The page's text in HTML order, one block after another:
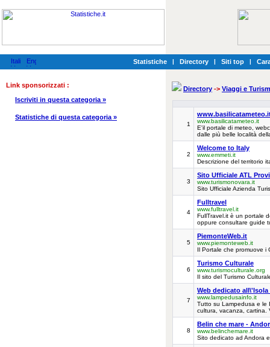
Statistiche | Directory | Siti top |
Link sponsorizzati :
Iscriviti in questa categoria »
Statistiche di questa categoria »
Directory -> Viaggi e
1
www.basilicatameteo.it
E'il portale di meteo,
dalle più belle località
2
Welcome to Italy
www.emmeti.it
Descrizione del territorio
3
Sito Ufficiale ATL
www.turismonovara.it
Sito Ufficiale Azienda
4
Fulltravel
www.fulltravel.it
FullTravel.it è un portale
oppure consultare guide
5
PiemonteWeb.it
www.piemonteweb.it
Il Portale che promuove i
6
Turismo Culturale
www.turismoculturale.org
Il sito del Turismo
7
Web dedicato
www.lampedusainfo.it
Tutto su Lampedusa e le
cultura, vacanza, cartina.
8
Belin che mare -
www.belinchemare.it
Sito dedicato ad Andora